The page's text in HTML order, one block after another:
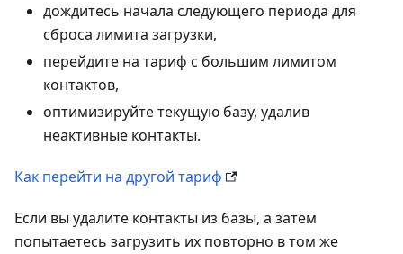
дождитесь начала следующего периода для
сброса лимита загрузки,
перейдите на тариф с большим лимитом
контактов,
оптимизируйте текущую базу, удалив
неактивные контакты.
Как перейти на другой тариф
Если вы удалите контакты из базы, а затем
попытаетесь загрузить их повторно в том же